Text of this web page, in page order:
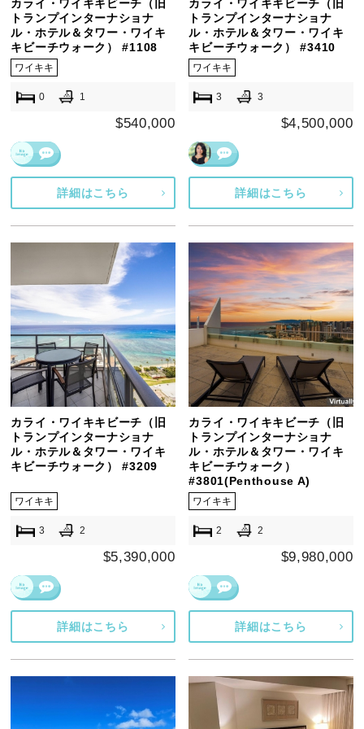
カライ・ワイキキビーチ（旧
トランプインターナショナ
ル・ホテル＆タワー・ワイキ
キビーチウォーク） #1108
ワイキキ
0 1
$540,000
詳細はこちら
カライ・ワイキキビーチ（旧
トランプインターナショナ
ル・ホテル＆タワー・ワイキ
キビーチウォーク） #3410
ワイキキ
3 3
$4,500,000
詳細はこちら
カライ・ワイキキビーチ（旧
トランプインターナショナ
ル・ホテル＆タワー・ワイキ
キビーチウォーク） #3209
ワイキキ
3 2
$5,390,000
詳細はこちら
カライ・ワイキキビーチ（旧
トランプインターナショナ
ル・ホテル＆タワー・ワイキ
キビーチウォーク）
#3801(Penthouse A)
ワイキキ
2 2
$9,980,000
詳細はこちら